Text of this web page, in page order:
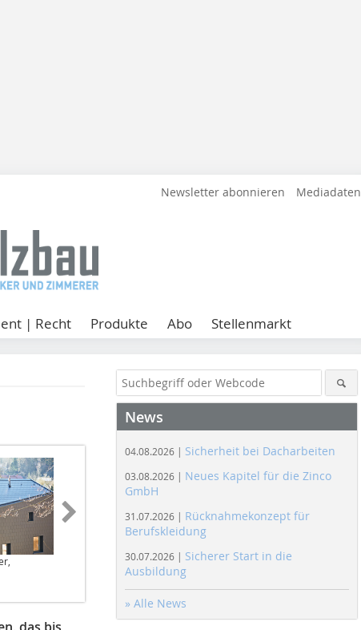
Newsletter abonnieren Mediadaten
| Recht Produkte Abo Stellenmarkt
Foto: Dirk Messberger,
Foto: Dirk Messberger,
News
04.08.2026 | Sicherheit bei Dacharbeiten
03.08.2026 | Neues Kapitel für die Zinco
GmbH
31.07.2026 | Rücknahmekonzept für
Berufskleidung
30.07.2026 | Sicherer Start in die
Ausbildung
» Alle News